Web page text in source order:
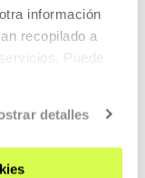
información
recopilado a
Puede
detalles